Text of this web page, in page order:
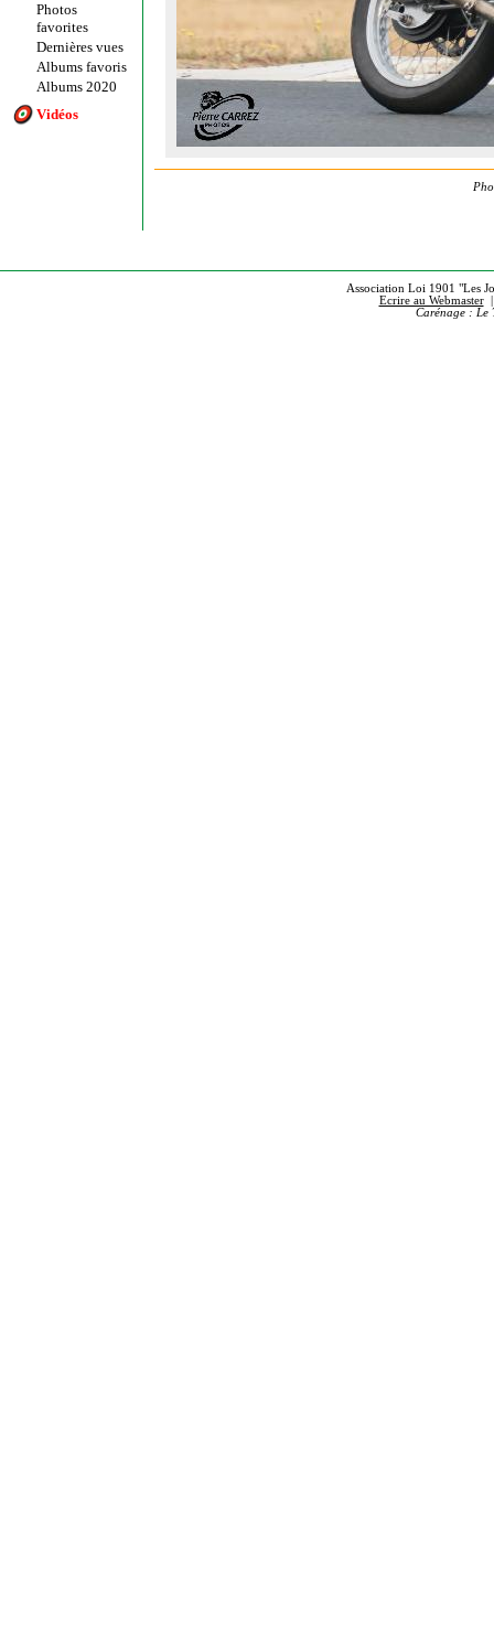
Photos
favorites
Dernières vues
Albums favoris
Albums 2020
Vidéos
Association Loi 1901 "Les
Ecrire au Webmaster
Carénage : Le